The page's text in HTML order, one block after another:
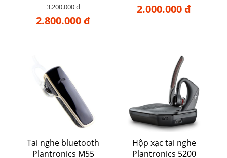
3.200.000 đ
2.800.000 đ
2.000.000 đ
Tai nghe bluetooth
Plantronics M55
Hộp xạc tai nghe
Plantronics 5200